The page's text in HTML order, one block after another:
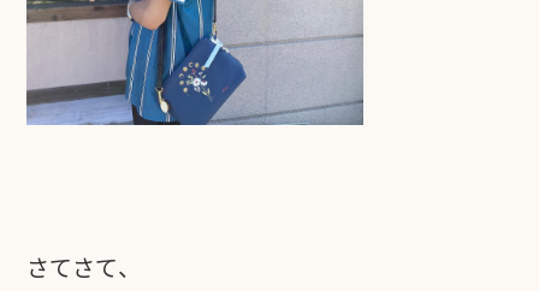
さてさて、